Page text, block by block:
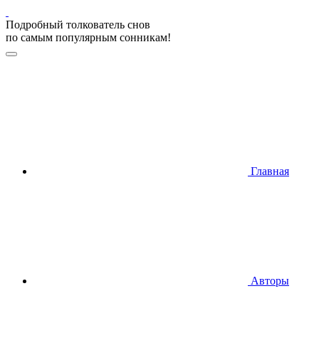
Подробный толкователь снов
по самым популярным сонникам!
Главная
Авторы